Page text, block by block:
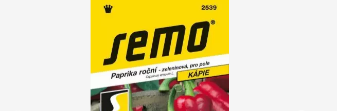
Vřesovištní rostliny
Vzrostlé stromy
Nářadí, příslušenství